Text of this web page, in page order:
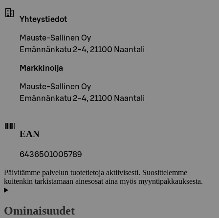
Yhteystiedot
Mauste-Sallinen Oy
Emännänkatu 2-4, 21100 Naantali
Markkinoija
Mauste-Sallinen Oy
Emännänkatu 2-4, 21100 Naantali
EAN
6436501005789
Päivitämme palvelun tuotetietoja aktiivisesti. Suosittelemme
kuitenkin tarkistamaan ainesosat aina myös myyntipakkauksesta.
Ominaisuudet